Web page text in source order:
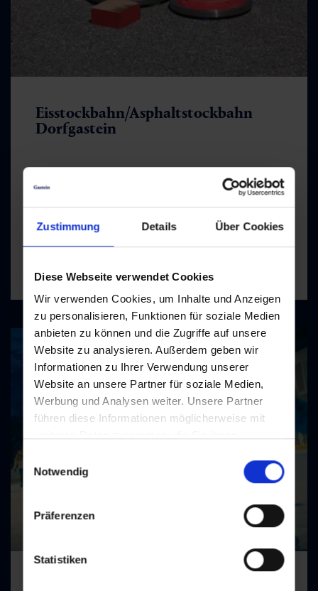
Zustimmung Details Über Cookies
Diese Webseite verwendet Cookies
Wir verwenden Cookies, um Inhalte und Anzeigen
zu personalisieren, Funktionen für soziale Medien
anbieten zu können und die Zugriffe auf unsere
Website zu analysieren. Außerdem geben wir
Informationen zu Ihrer Verwendung unserer
Website an unsere Partner für soziale Medien,
Werbung und Analysen weiter. Unsere Partner
führen diese Informationen möglicherweise mit
Nutzung der Dienste gesammelt haben.
Notwendig
Präferenzen
Statistiken
Eisstockbahn/Asphaltstockbahn
Dorfgastein
+43 664 91 53 986
heute geschlossen